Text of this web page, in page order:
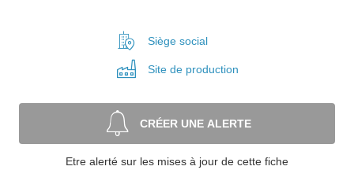
Siège social
Site de production
CRÉER UNE ALERTE
Etre alerté sur les mises à jour de cette fiche